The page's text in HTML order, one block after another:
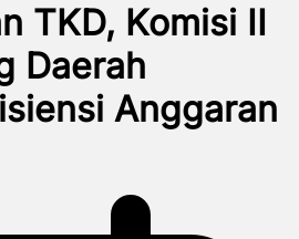
TKD, Komisi II
Daerah
Anggaran